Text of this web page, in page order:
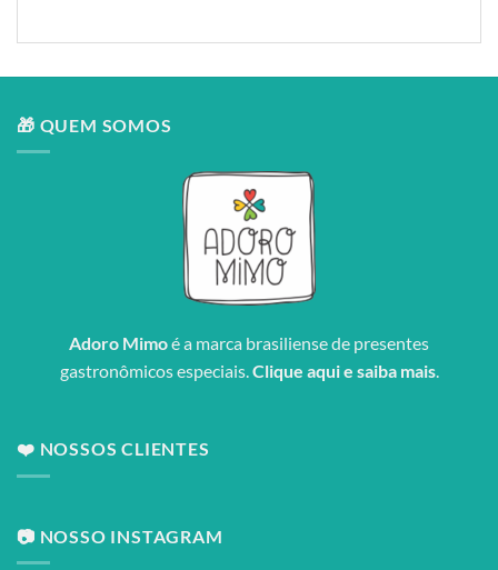
🎁 QUEM SOMOS
Adoro Mimoé a marca brasiliense de presentes
gastronômicos especiais.Clique aqui e saiba mais.
❤️ NOSSOS CLIENTES
📷 NOSSO INSTAGRAM